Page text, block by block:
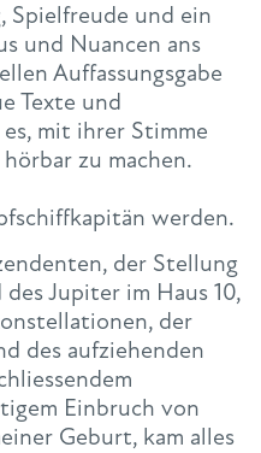
Spielfreude und ein
und Nuancen ans
Auffassungsgabe
Texte und
mit ihrer Stimme
zu machen.
werden.
der Stellung
Jupiter im Haus 10,
der
des aufziehenden
Einbruch von
Geburt, kam alles